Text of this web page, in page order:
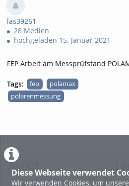
Diese Webseite verwendet
Wir verwenden Cookies, um
las39261
28 Medien
hochgeladen 15. Januar 2021
FEP Arbeit am Messprüfstand
Tags: fep
polamax
polarenmessung
About